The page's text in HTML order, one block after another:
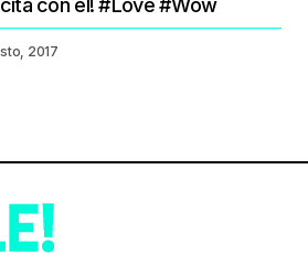
con él! #Love #Wow
2017